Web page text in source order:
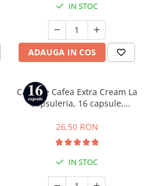
IN STOC
ADAUGA IN COS
Capsule Cafea Extra Cream La
Capsuleria, 16 capsule,
26,50 RON
IN STOC